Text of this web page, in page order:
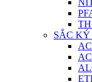
SẮC KÝ